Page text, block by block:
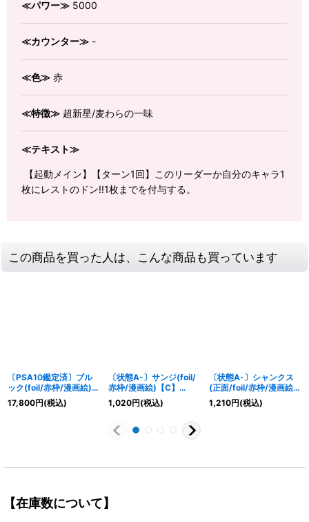
≪パワー≫ 5000
≪カウンター≫ -
≪色≫ 赤
≪特徴≫ 超新星/麦わらの一味
≪テキスト≫
【起動メイン】【ターン1回】このリーダーか自分のキャラ1
枚にレストのドン!!1枚までを付与する。
この商品を買った人は、こんな商品も買っています
〔PSA10鑑定済〕ブル
ック(foil/赤枠/漫画絵)
【C】{ST01-011}
17,800円(税込)
〔状態A-〕サンジ(foil/
赤枠/漫画絵)【C】
{ST01-004}
1,020円(税込)
〔状態A-〕シャンクス
(正面/foil/赤枠/漫画絵)
【P】{P-016}
1,210円(税込)
【在庫数について】